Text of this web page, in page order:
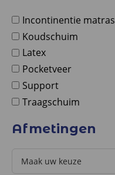
Incontinentie matras
Koudschuim
Latex
Pocketveer
Support
Traagschuim
Afmetingen